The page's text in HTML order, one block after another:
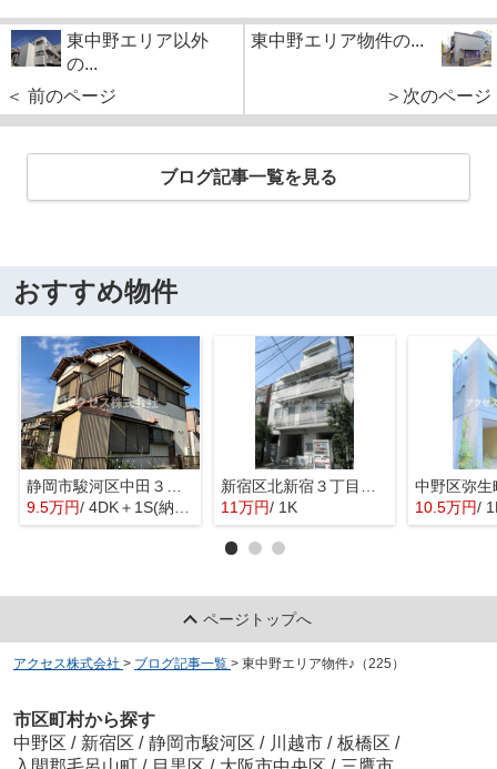
東中野エリア以外
の...
＜ 前のページ
東中野エリア物件の...
＞次のページ
ブログ記事一覧を見る
おすすめ物件
9.5万円/ 4DK＋1S(納戸)
11万円/ 1K 10.5万円/
ページトップへ
アクセス株式会社 > ブログ記事一覧 > 東中野エリア物件♪（225）
市区町村から探す
中野区 / 新宿区 / 静岡市駿河区 / 川越市 / 板橋区 /